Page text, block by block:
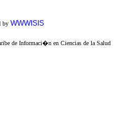
by WWWISIS
de Informaci�n en Ciencias de la Salud